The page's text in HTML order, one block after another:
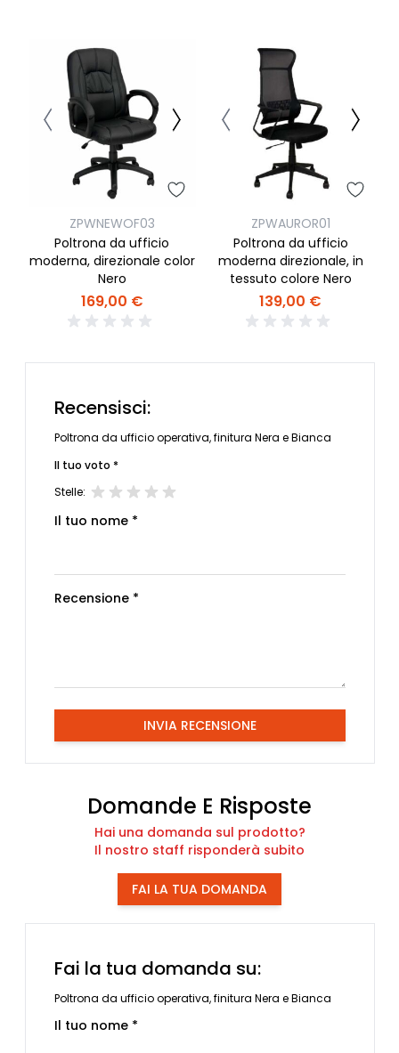
ZPWNEWOF03
Poltrona da ufficio
moderna, direzionale color
Nero
169,00 €
ZPWAUROR01
Poltrona da ufficio
moderna direzionale, in
tessuto colore Nero
139,00 €
Recensisci:
Poltrona da ufficio operativa, finitura Nera e Bianca
Il tuo voto *
Stelle:
Il tuo nome *
Recensione *
INVIA RECENSIONE
Domande E Risposte
Hai una domanda sul prodotto?
Il nostro staff risponderà subito
FAI LA TUA DOMANDA
Fai la tua domanda su:
Poltrona da ufficio operativa, finitura Nera e Bianca
Il tuo nome *